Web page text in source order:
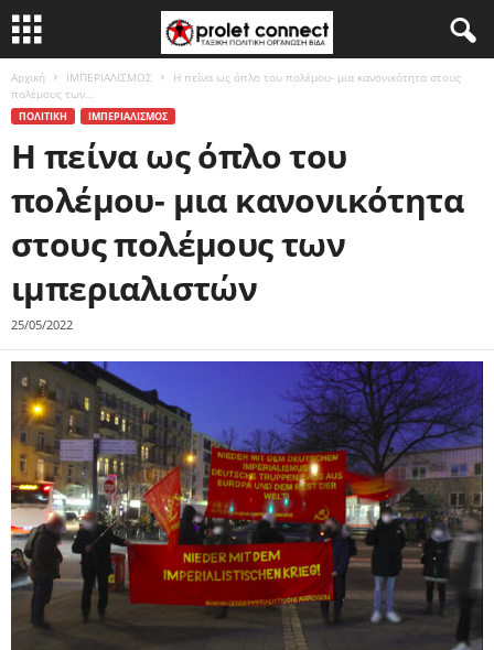
Αρχική ΙΜΠΕΡΙΑΛΙΣΜΟΣ
Η πείνα ως όπλο του πολέμου- μια κανονικότητα στους
πολέμους των...
ΠΟΛΙΤΙΚΗ ΙΜΠΕΡΙΑΛΙΣΜΟΣ
Η πείνα ως όπλο του
πολέμου- μια κανονικότητα
στους πολέμους των
ιμπεριαλιστών
25/05/2022